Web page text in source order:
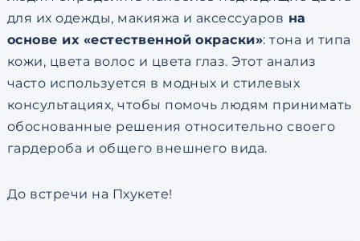
для их одежды, макияжа и аксессуаров на
основе их «естественной окраски»: тона и типа
кожи, цвета волос и цвета глаз. Этот анализ
часто используется в модных и стилевых
консультациях, чтобы помочь людям принимать
обоснованные решения относительно своего
гардероба и общего внешнего вида.
До встречи на Пхукете!